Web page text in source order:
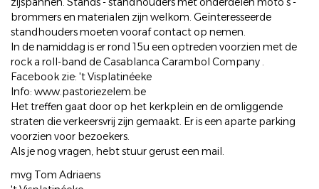
brommers en materialen zijn welkom. Geïnteresseerde
standhouders moeten vooraf contact op nemen.
In de namiddag is er rond 15u een optreden voorzien met de
rock a roll-band de Casablanca Carambol Company .
Facebook zie: 't Visplatinéeke
Info: www.pastoriezelem.be
Het treffen gaat door op het kerkplein en de omliggende
straten die verkeersvrij zijn gemaakt. Er is een aparte parking
voorzien voor bezoekers.
Als je nog vragen, hebt stuur gerust een mail.
mvg Tom Adriaens